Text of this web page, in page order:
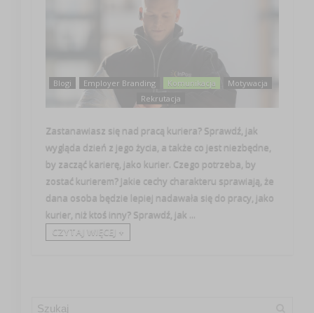
Blogi Employer Branding Komunikacja
Motywacja
Rekrutacja
Zastanawiasz się nad pracą kuriera? Sprawdź, jak
wygląda dzień z jego życia, a także co jest niezbędne,
by zacząć karierę, jako kurier. Czego potrzeba, by
zostać kurierem? Jakie cechy charakteru sprawiają, że
dana osoba będzie lepiej nadawała się do pracy, jako
kurier, niż ktoś inny? Sprawdź, jak ...
CZYTAJ WIĘCEJ +